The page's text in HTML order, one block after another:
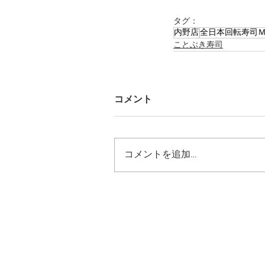
タグ：
内野店全日本回転寿司
ことぶき寿司
コメント
コメントを追加…